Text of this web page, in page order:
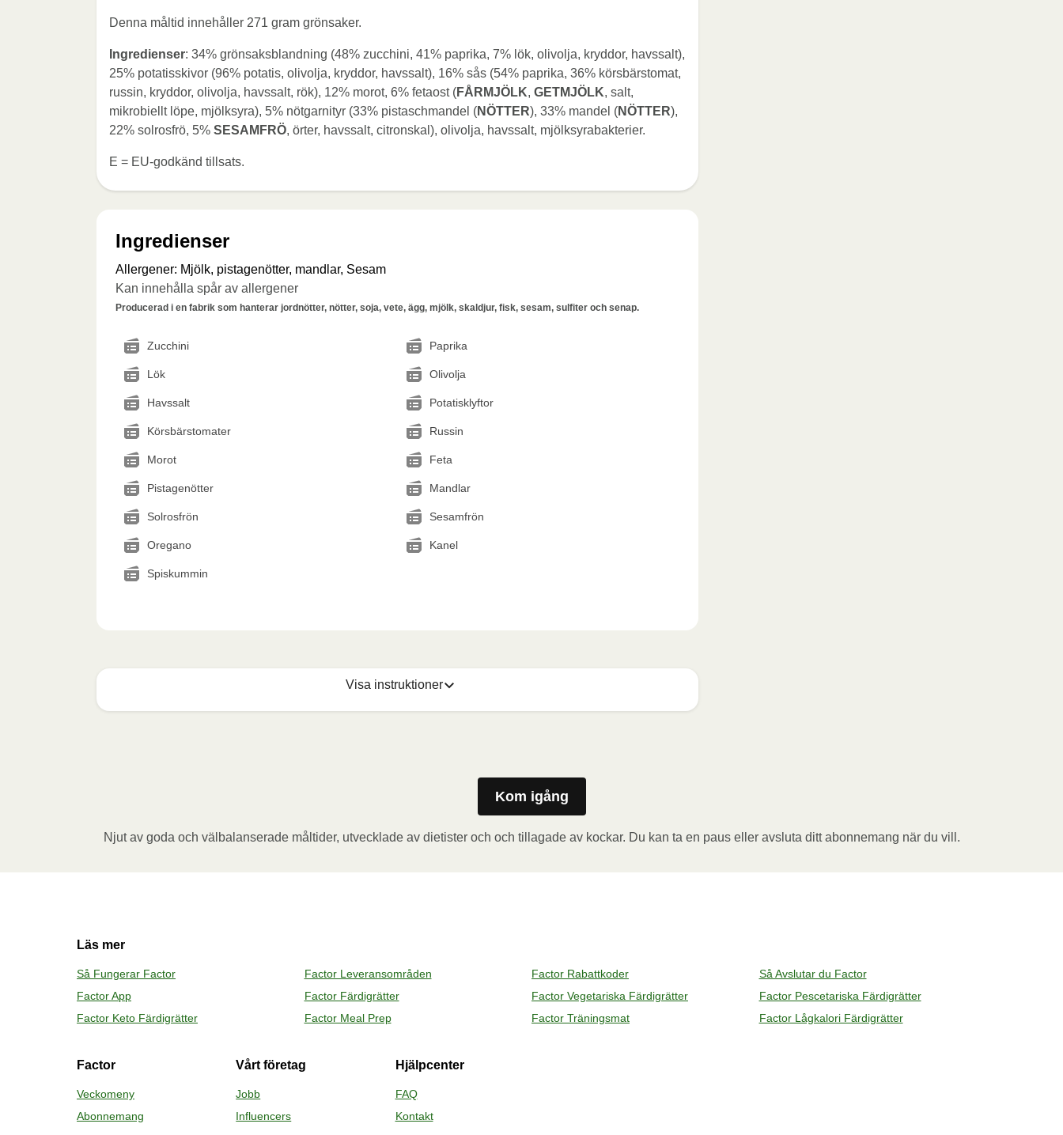
Denna måltid innehåller 271 gram grönsaker.
Ingredienser: 34% grönsaksblandning (48% zucchini, 41% paprika, 7% lök, olivolja, kryddor, havssalt),
25% potatisskivor (96% potatis, olivolja, kryddor, havssalt), 16% sås (54% paprika, 36% körsbärstomat,
russin, kryddor, olivolja, havssalt, rök), 12% morot, 6% fetaost (FÅRMJÖLK, GETMJÖLK, salt,
mikrobiellt löpe, mjölksyra), 5% nötgarnityr (33% pistaschmandel (NÖTTER), 33% mandel (NÖTTER),
22% solrosfrö, 5% SESAMFRÖ, örter, havssalt, citronskal), olivolja, havssalt, mjölksyrabakterier.
E = EU-godkänd tillsats.
Ingredienser
Allergener: Mjölk, pistagenötter, mandlar, Sesam
Kan innehålla spår av allergener
Producerad i en fabrik som hanterar jordnötter, nötter, soja, vete, ägg, mjölk, skaldjur, fisk, sesam, sulfiter och senap.
Zucchini Paprika
Lök Olivolja
Havssalt Potatisklyftor
Körsbärstomater Russin
Morot Feta
Pistagenötter Mandlar
Solrosfrön Sesamfrön
Oregano Kanel
Spiskummin
Visa instruktioner
vila i 1 minut innan du tar bort folien. Se upp för varm ånga när du öppnar behållaren. Tillsätt
Ugn (170˚C)
Kom igång
Njut av goda och välbalanserade måltider, utvecklade av dietister och och tillagade av kockar. Du kan ta en paus eller avsluta ditt abonnemang när du vill.
Läs mer
Så Fungerar Factor Factor Leveransområden Factor Rabattkoder
Så Avslutar du Factor
Factor App
Factor Färdigrätter Factor Vegetariska Färdigrätter
Factor Pescetariska Färdigrätter
Factor Keto Färdigrätter
Factor Meal Prep Factor Träningsmat Factor Lågkalori Färdigrätter
Factor
Veckomeny
Abonnemang
Vårt företag
Jobb
Influencers
Hjälpcenter
FAQ
Kontakt